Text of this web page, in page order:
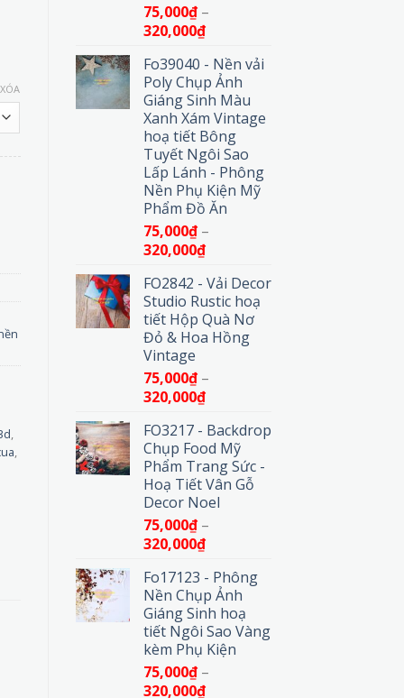
75,000₫ –
320,000₫Khoảng
từ
75,000₫
đến
320,000₫
Fo39040 - Nền vải
Poly Chụp Ảnh
Giáng Sinh Màu
Xanh Xám Vintage
hoạ tiết Bông
Tuyết Ngôi Sao
Lấp Lánh - Phông
Nền Phụ Kiện Mỹ
Phẩm Đồ Ăn
75,000₫ –
320,000₫Khoảng
từ
75,000₫
đến
320,000₫
FO2842 - Vải Decor
Studio Rustic hoạ
tiết Hộp Quà Nơ
Đỏ & Hoa Hồng
Vintage
75,000₫ –
320,000₫Khoảng
từ
75,000₫
đến
320,000₫
FO3217 - Backdrop
Chụp Food Mỹ
Phẩm Trang Sức -
Hoạ Tiết Vân Gỗ
Decor Noel
75,000₫ –
320,000₫Khoảng
từ
75,000₫
đến
320,000₫
Fo17123 - Phông
Nền Chụp Ảnh
Giáng Sinh hoạ
tiết Ngôi Sao Vàng
kèm Phụ Kiện
75,000₫ –
320,000₫Khoảng
XÓA
Pastel Nhẹ Nhàng số lượng
,
,